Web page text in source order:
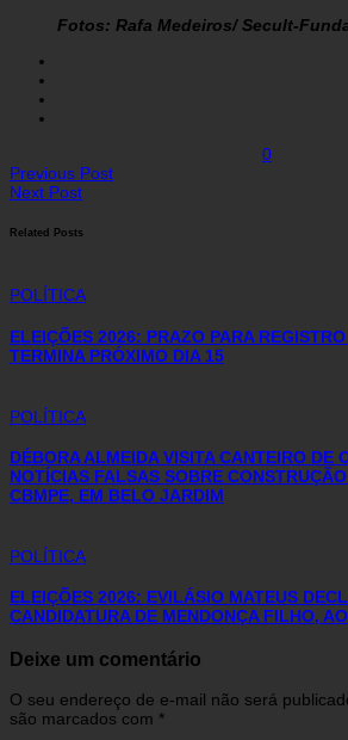
Fotos: Rafa Medeiros/ Secult-
0
Previous Post
Next Post
Related Posts
POLÍTICA
ELEIÇÕES 2026: PRAZO PARA
TERMINA PRÓXIMO DIA 15
POLÍTICA
DÉBORA ALMEIDA VISITA CANTEIRO DE
NOTÍCIAS FALSAS SOBRE
CBMPE, EM BELO JARDIM
POLÍTICA
ELEIÇÕES 2026: EVILÁSIO MATEUS
CANDIDATURA DE MENDONÇA FILHO,
Deixe um comentário
O seu endereço de e-mail não será
são marcados com *